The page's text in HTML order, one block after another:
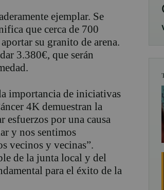
ejemplar. Se
que cerca de 700
su granito de arena.
3.380€, que serán
importancia de iniciativas
4K demuestran la
esfuerzos por una causa
y nos sentimos
vecinos y vecinas”.
de la junta local y del
para el éxito de la